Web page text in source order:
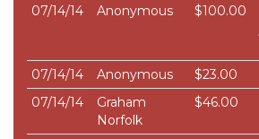
07/14/14
Anonymous $100.00
07/14/14
Anonymous $23.00
07/14/14
Graham
Norfolk
$46.00